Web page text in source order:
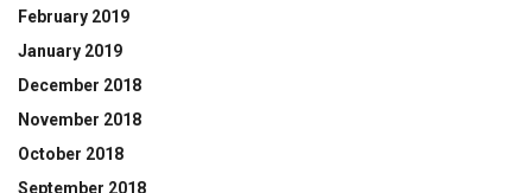
February 2019
January 2019
December 2018
November 2018
October 2018
September 2018